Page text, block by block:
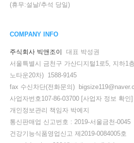
(휴무:설날/추석 당일)
COMPANY INFO
주식회사 빅앤조이
대표 박성권
서울특별시 금천구 가산디지털1로5, 지하1
노타운20차) 1588-9145
fax 수신차단(전화문의)
사업자번호107-86-03700 [사업자 정보 확인]
개인정보관리 책임자 박예지
통신판매업 신고번호 : 2019-서울금천-0045
건강기능식품영업신고 제2019-0084005호